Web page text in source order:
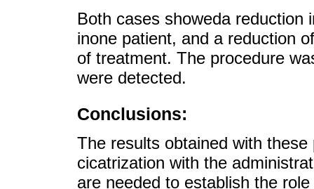
Both cases showeda reduction
inone patient, and a reduction
of treatment. The procedure
were detected.
Conclusions:
The results obtained with
cicatrization with the
are needed to establish the